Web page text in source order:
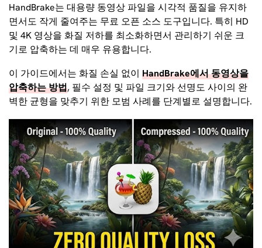
HandBrake는 대용량 동영상 파일을 시각적 품질을 유지하
면서도 작게 줄여주는 무료 오픈 소스 도구입니다. 특히 HD
및 4K 영상을 화질 저하를 최소화하면서 관리하기 쉬운 크
기로 압축하는 데 매우 유용합니다.
이 가이드에서는 화질 손실 없이 HandBrake에서 동영상을
압축하는 방법, 필수 설정 및 파일 크기와 선명도 사이의 완
벽한 균형을 맞추기 위한 모범 사례를 단계별로 설명합니다.